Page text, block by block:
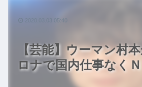
【芸能】ウーマン村
ロナで国内仕事なく
2020.03.03 05:40